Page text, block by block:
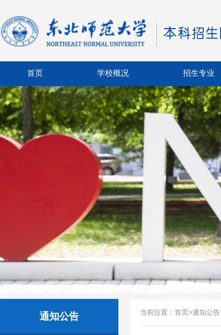
首页 学校概况 招生专业
通知公告 当前位置： 首页>通知公告